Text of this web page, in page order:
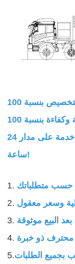
الخدمات - خدمة متاحة 7 أيام + خدمة على مدار 24
ساعة!
حسب متطلباتك
وسعر معقول
البيع موثوقة
ذو خبرة
5.